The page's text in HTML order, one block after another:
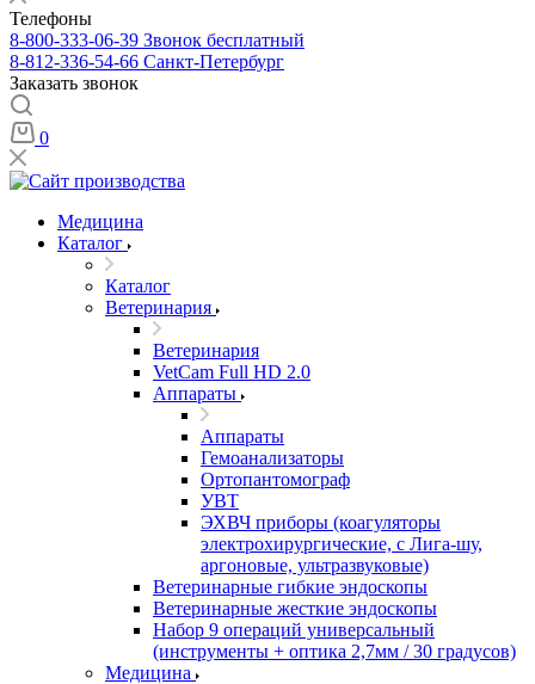
Телефоны
8-800-333-06-39 Звонок бесплатный
8-812-336-54-66 Санкт-Петербург
Заказать звонок
0
Медицина
Каталог
Каталог
Ветеринария
Ветеринария
VetCam Full HD 2.0
Аппараты
Аппараты
Гемоанализаторы
Ортопантомограф
УВТ
ЭХВЧ приборы (коагуляторы
электрохирургические, с Лига-шу,
аргоновые, ультразвуковые)
Ветеринарные гибкие эндоскопы
Ветеринарные жесткие эндоскопы
Набор 9 операций универсальный
(инструменты + оптика 2,7мм / 30 градусов)
Медицина